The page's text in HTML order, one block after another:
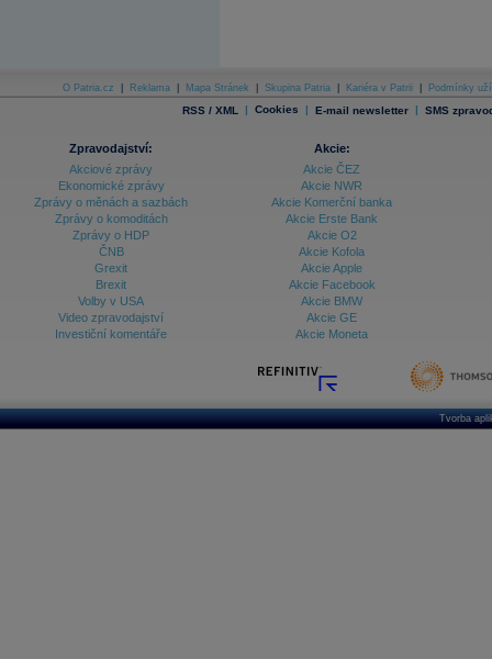
O Patria.cz Reklama Mapa Stránek Skupina Patria Kariéra v Patrii Podmínky
RSS / XML | Cookies | E-mail newsletter | SMS
Zpravodajství:
Akciové zprávy
Ekonomické zprávy
Zprávy o měnách a sazbách
Zprávy o komoditách
Zprávy o HDP
ČNB
Grexit
Brexit
Volby v USA
Video zpravodajství
Investiční komentáře
Akcie:
Akcie ČEZ
Akcie NWR
Akcie Komerční banka
Akcie Erste Bank
Akcie O2
Akcie Kofola
Akcie Apple
Akcie Facebook
Akcie BMW
Akcie GE
Akcie Moneta
Tvorba